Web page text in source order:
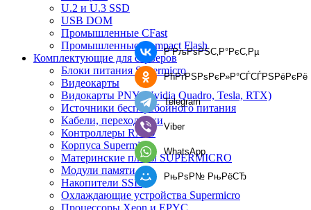
U.2 и U.3 SSD
USB DOM
Промышленные CFast
Промышленные Compact Flash
Комплектующие для серверов
Блоки питания Supermicro
Видеокарты
Видокарты PNY (Nvidia Quadro, Tesla, RTX)
Источники бесперебойного питания
Кабели, переходники
Контроллеры RAID
Корпуса Supermicro
Материнские платы SUPERMICRO
Модули памяти
Накопители SSD
Охлаждающие устройства Supermicro
Процессоры Xeon и EPYC
Р’РљРѕРЅС‚Р°РєС‚Рµ
РћРґРЅРѕРєР»Р°СЃСЃРЅРёРєРё
Telegram
Viber
WhatsApp
РњРѕР№ РњРёСЂ